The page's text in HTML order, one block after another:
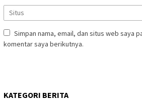
Simpan nama, email, dan situs web saya
komentar saya berikutnya.
KATEGORI BERITA